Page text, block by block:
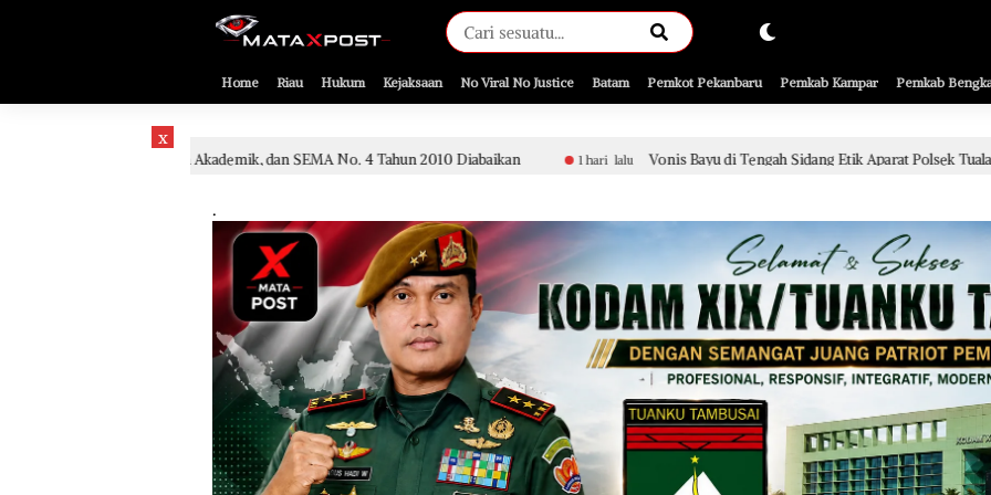
[gnpub_google_news_follow]
Home Riau Hukum Kejaksaan No Viral No Justice Batam Pemkot Pekanbaru Pemkab Kampar Pemkab
x
Akademik, dan SEMA No. 4 Tahun 2010 Diabaikan 1 hari lalu Vonis Bayu di Tengah Sidang Etik Aparat Polsek Tualang, Penanganan
.